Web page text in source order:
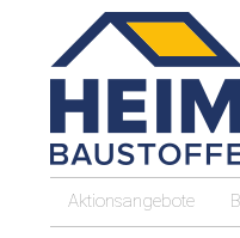
Aktionsangebote